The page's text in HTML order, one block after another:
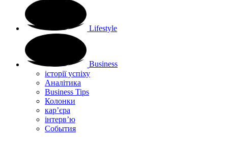
Lifestyle
Business
історії успіху
Аналітика
Business Tips
Колонки
кар’єра
інтерв’ю
Cобытия